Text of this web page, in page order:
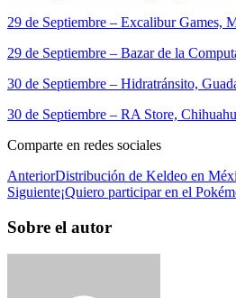
29 de Septiembre – Excalibur Games,
29 de Septiembre – Bazar de la
30 de Septiembre – Hidratránsito,
30 de Septiembre – RA Store,
Comparte en redes sociales
AnteriorDistribución de Keldeo en
Siguiente¡Quiero participar en el
Sobre el autor